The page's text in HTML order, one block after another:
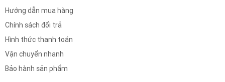
BRAUN
Đầu cạo được thiết kế với công nghệ tiên tiến
của Braun để mang lại hiệu quả cạo vượt trội:
Hướng dẫn mua hàng
Chính sách đổi trả
Hình thức thanh toán
Vận chuyển nhanh
Bảo hành sản phẩm